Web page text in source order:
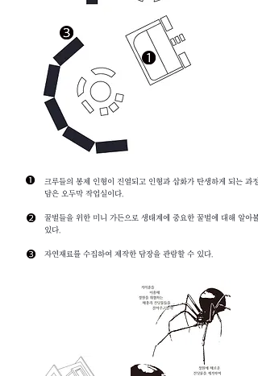
크루들의 봉제 인형이 진열되고 인형과 삽화가 탄생하게 되는 과정
담은 오두막 작업실이다.
꿀벌들을 위한 미니 가든으로 생태계에 중요한 꿀벌에 대해 알아볼
있다.
자연재료를 수집하여 제작한 담장을 관람할 수 있다.